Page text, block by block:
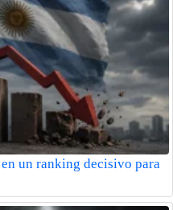
un ranking decisivo para